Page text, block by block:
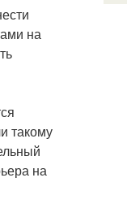
на
такому
на